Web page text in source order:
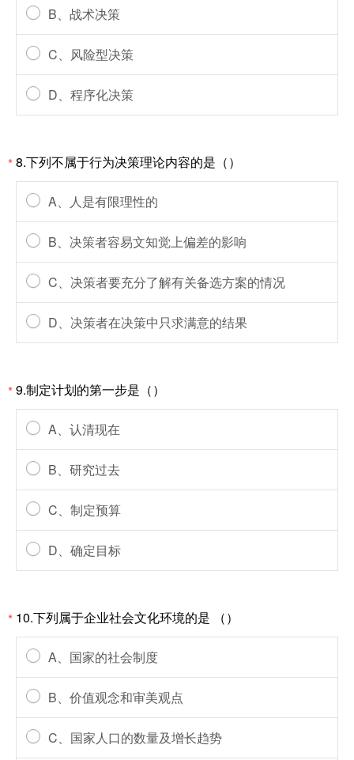
B、战术决策
C、风险型决策
D、程序化决策
*8.下列不属于行为决策理论内容的是（）
A、人是有限理性的
B、决策者容易文知觉上偏差的影响
C、决策者要充分了解有关备选方案的情况
D、决策者在决策中只求满意的结果
*9.制定计划的第一步是（）
A、认清现在
B、研究过去
C、制定预算
D、确定目标
* 10.下列属于企业社会文化环境的是 （）
A、国家的社会制度
B、价值观念和审美观点
C、国家人口的数量及增长趋势